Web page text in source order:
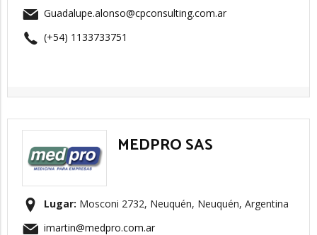
Guadalupe.alonso@cpconsulting.com.ar
(+54) 1133733751
MEDPRO SAS
Lugar: Mosconi 2732, Neuquén, Neuquén, Argentina
imartin@medpro.com.ar